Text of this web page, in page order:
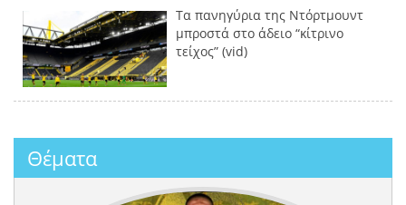
Τα πανηγύρια της Ντόρτμουντ
μπροστά στο άδειο “κίτρινο
τείχος” (vid)
Θέματα